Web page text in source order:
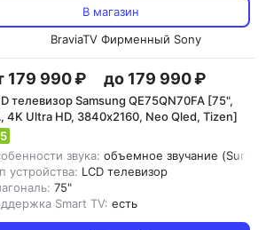
В магазин
BraviaTV Фирменный Sony
179 990 ₽ до 179 990 ₽
телевизор Samsung QE75QN70FA [75",
4K Ultra HD, 3840х2160, Neo Qled, Tizen]
звука: объемное звучание
устройства: LCD телевизор
75"
Smart TV: есть